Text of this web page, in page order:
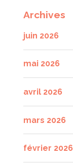
Archives
juin 2026
mai 2026
avril 2026
mars 2026
février 2026